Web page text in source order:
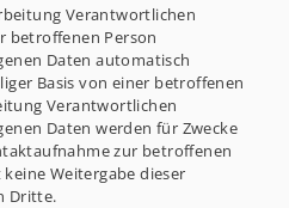
Verantwortlichen
betroffenen Person
Daten automatisch
Basis von einer betroffenen
Verantwortlichen
Daten werden für Zwecke
zur betroffenen
Weitergabe dieser
Dritte.